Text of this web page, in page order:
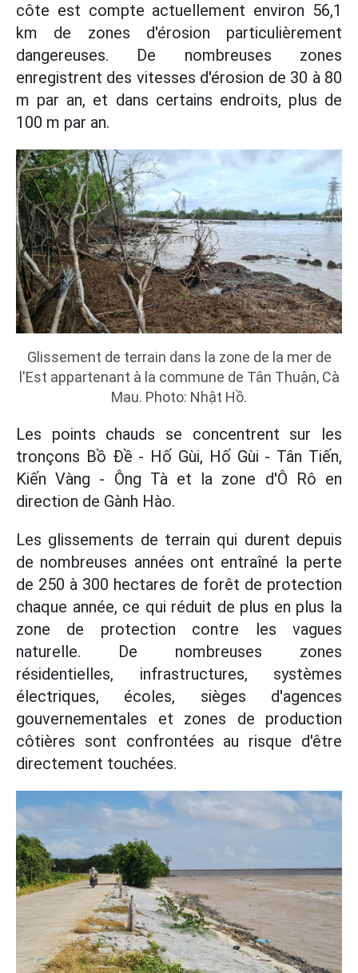
côte est compte actuellement environ 56,1
km de zones d'érosion particulièrement
dangereuses. De nombreuses zones
enregistrent des vitesses d'érosion de 30 à 80
m par an, et dans certains endroits, plus de
100 m par an.
Glissement de terrain dans la zone de la mer de
l'Est appartenant à la commune de Tân Thuận, Cà
Mau. Photo: Nhật Hồ.
Les points chauds se concentrent sur les
tronçons Bồ Đề - Hố Gùi, Hố Gùi - Tân Tiến,
Kiến Vàng - Ông Tà et la zone d'Ô Rô en
direction de Gành Hào.
Les glissements de terrain qui durent depuis
de nombreuses années ont entraîné la perte
de 250 à 300 hectares de forêt de protection
chaque année, ce qui réduit de plus en plus la
zone de protection contre les vagues
naturelle. De nombreuses zones
résidentielles, infrastructures, systèmes
électriques, écoles, sièges d'agences
gouvernementales et zones de production
côtières sont confrontées au risque d'être
directement touchées.